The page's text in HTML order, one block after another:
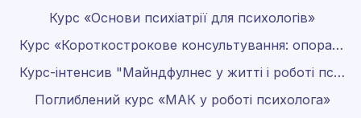
Курс «Основи психіатрії для психологів»
Курс «Короткострокове консультування: опора на результат»
Курс-інтенсив "Майндфулнес у житті і роботі психолога"
Поглиблений курс «МАК у роботі психолога»